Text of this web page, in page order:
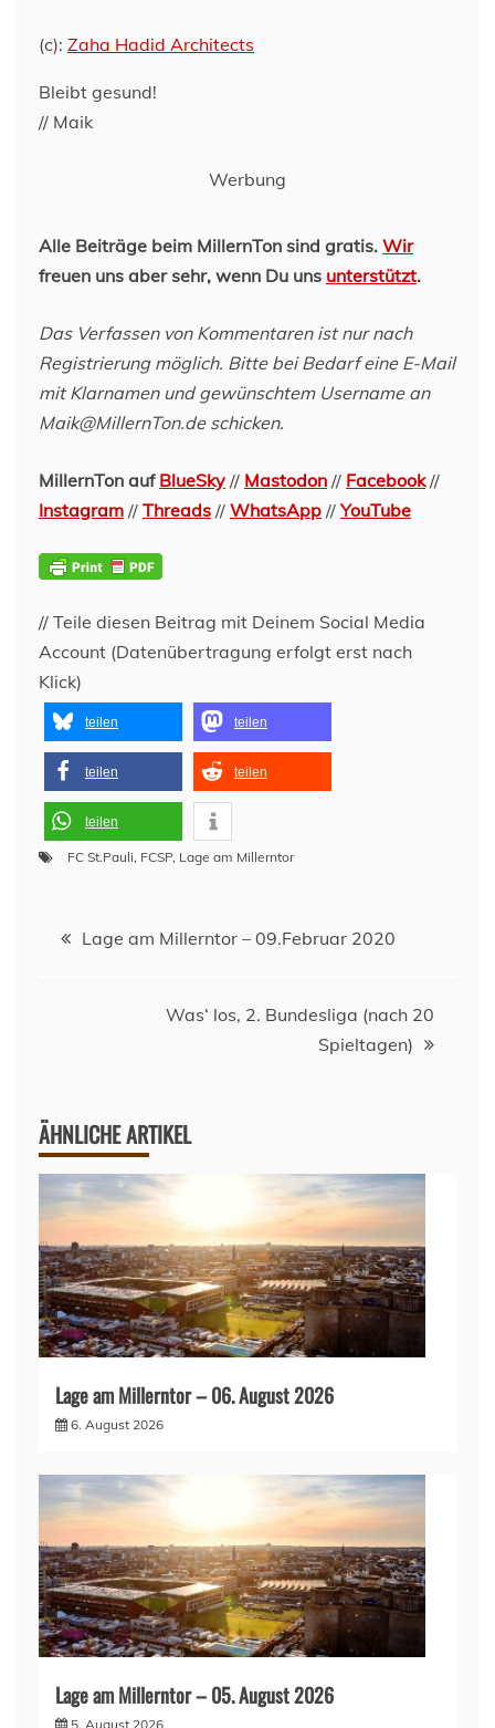
(c): Zaha Hadid Architects
Bleibt gesund!
// Maik
Werbung
Alle Beiträge beim MillernTon sind gratis. Wir
freuen uns aber sehr, wenn Du uns unterstützt.
Das Verfassen von Kommentaren ist nur nach
Registrierung möglich. Bitte bei Bedarf eine E-Mail
mit Klarnamen und gewünschtem Username an
Maik@MillernTon.de schicken.
MillernTon auf BlueSky // Mastodon // Facebook//
Instagram // Threads // WhatsApp //YouTube
// Teile diesen Beitrag mit Deinem Social Media
Account (Datenübertragung erfolgt erst nach
Klick)
teilen teilen
teilen teilen
teilen
FC St.Pauli, FCSP, Lage am Millerntor
Beitragsnavigation
Lage am Millerntor – 09.Februar 2020
Was‘ los, 2. Bundesliga (nach 20
Spieltagen)
ÄHNLICHE ARTIKEL
Lage am Millerntor – 06. August 2026
6. August 2026
Lage am Millerntor – 05. August 2026
5. August 2026